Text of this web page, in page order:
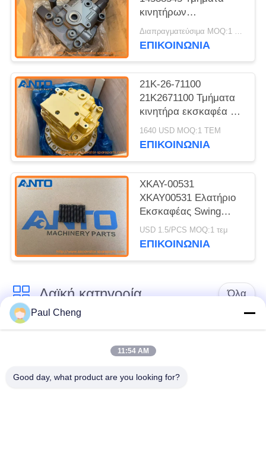
κινητήρων
εκσκαφικών μηχανών
για κινητήρες κλίσης
Διαπραγματεύσιμα MOQ:1 ΤΕΜ
ΕΠΙΚΟΙΝΩΝΙΑ
21K-26-71100
21K2671100 Τμήματα
κινητήρα εκσκαφέα για
PC160 PC180 PC190
1640 USD MOQ:1 ΤΕΜ
ΕΠΙΚΟΙΝΩΝΙΑ
XKAY-00531
XKAY00531 Ελατήριο
Εκσκαφέας Swing
Motor Για HYUNDAI
R170W7 R170W7A
USD 1.5/PCS MOQ:1 τεμ
ΕΠΙΚΟΙΝΩΝΙΑ
Λαϊκή κατηγορία Όλα
Εκσκαφέας
Τελικό Drive
εκσκαφέων
εργαλείο
Paul Cheng
11:54 AM
Good day, what product are you looking for?